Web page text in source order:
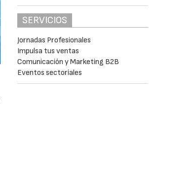
SERVICIOS
Jornadas Profesionales
Impulsa tus ventas
Comunicación y Marketing B2B
Eventos sectoriales